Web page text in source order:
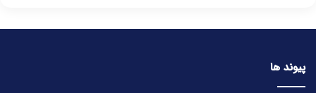
پیوند ها